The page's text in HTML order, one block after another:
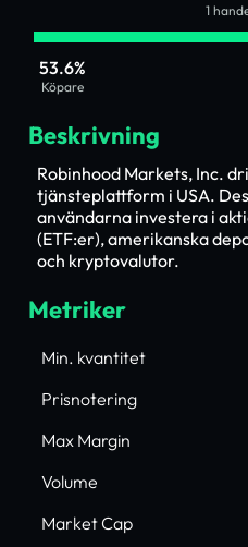
1
53.6%
Köpare
Beskrivning
Robinhood Markets, Inc.
tjänsteplattform i USA.
användarna investera i
(ETF:er), amerikanska
och kryptovalutor.
Metriker
Min. kvantitet
Prisnotering
Max Margin
Volume
Market Cap